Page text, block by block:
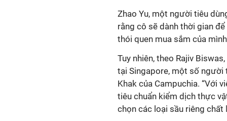
Zhao Yu, một người tiêu
rằng cô sẽ dành thời gian
thói quen mua sắm của
Tuy nhiên, theo Rajiv
tại Singapore, một số người
Khak của Campuchia. “Với
tiêu chuẩn kiểm dịch thực
chọn các loại sầu riêng chất